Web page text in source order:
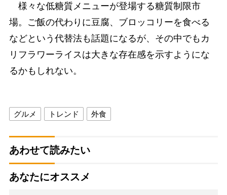
様々な低糖質メニューが登場する糖質制限市
場。ご飯の代わりに豆腐、ブロッコリーを食べる
などという代替法も話題になるが、その中でもカ
リフラワーライスは大きな存在感を示すようにな
るかもしれない。
グルメ トレンド 外食
あわせて読みたい
あなたにオススメ